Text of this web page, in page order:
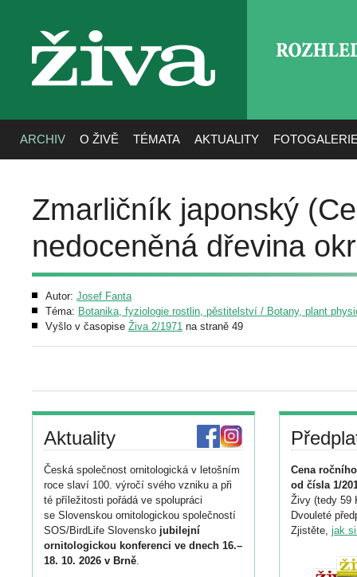
živa
ARCHIV O ŽIVĚ TÉMATA AKTUALITY
Zmarličník japonský
nedoceněná dřevina
Autor: Josef Fanta
Téma: Botanika, fyziologie rostlin, pěstitelství / Botany, plant
Vyšlo v časopise Živa 2/1971 na straně 49
Aktuality
Česká společnost ornitologická v letošním
roce slaví 100. výročí svého vzniku a při
té příležitosti pořádá ve spolupráci
se Slovenskou ornitologickou společností
SOS/BirdLife Slovensko jubilejní
ornitologickou konferenci ve dnech 16.–
18. 10. 2026 v Brně.
Cena
od čísla 1/
Živy (tedy 59
Dvouleté
Zjistěte, jak